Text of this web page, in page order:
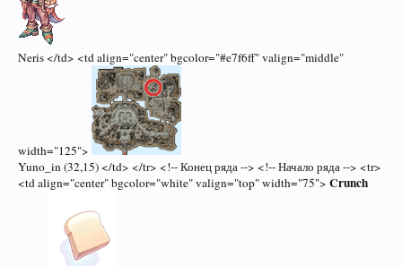
Neris </td> <td align="center" bgcolor="#e7f6ff" valign="middle"
width="125">
Yuno_in (32,15) </td> </tr> <!-- Конец ряда --> <!-- Начало ряда --> <tr>
<td align="center" bgcolor="white" valign="top" width="75"> Crunch